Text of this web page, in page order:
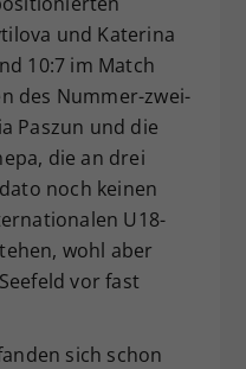
und Katerina
10:7 im Match
des Nummer-zwei-
Paszun und die
die an drei
noch keinen
U18-
wohl aber
vor fast
sich schon